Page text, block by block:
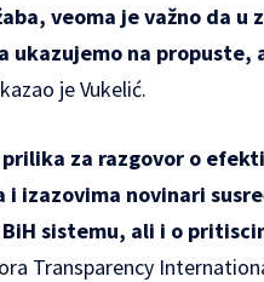
veoma je važno da
ukazujemo na propuste,
je Vukelić.
prilika za razgovor o
i izazovima novinari
sistemu, ali i o
Transparency